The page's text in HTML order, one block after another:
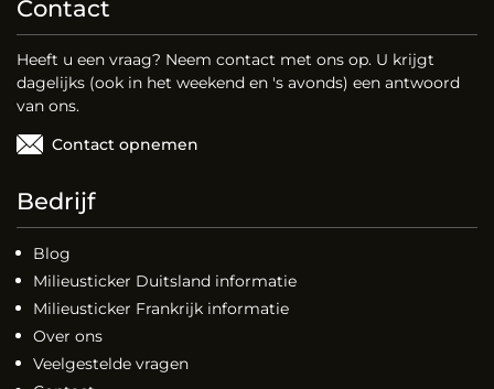
Contact
Heeft u een vraag? Neem contact met ons op. U krijgt
dagelijks (ook in het weekend en 's avonds) een antwoord
van ons.
Contact opnemen
Bedrijf
Blog
Milieusticker Duitsland informatie
Milieusticker Frankrijk informatie
Over ons
Veelgestelde vragen